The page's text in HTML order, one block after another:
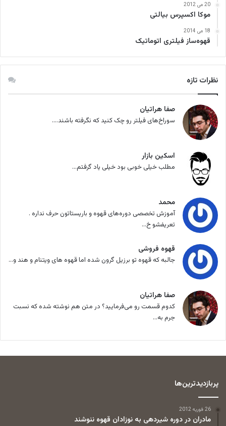
20 می 2012
موکا اکسپرس بیالتی
18 می 2014
قهوه‌ساز فیلتری اتوماتیک
نظرات تازه
صفا هراتیان
سوراخ‌های فیلتر رو چک کنید که نگرفته باشند....
اسکین بازار
مطلب خیلی خوبی بود خیلی یاد گرفتم...
محمد
آموزش تخصصی دوره‌های قهوه و باریستاتون حرف نداره .
تعریفشو خ...
قهوه فروشی
جالبه که قهوه تو برزیل گرون شده اما قهوه های ویتنام و هند و...
صفا هراتیان
کدوم قسمت رو می‌فرمایید؟ در متن هم نوشته شده که نسبت
جرم به...
پربازدیدترین‌ها
26 فوریه 2012
مادران در دوره شیردهی به نوزادان قهوه ننوشند